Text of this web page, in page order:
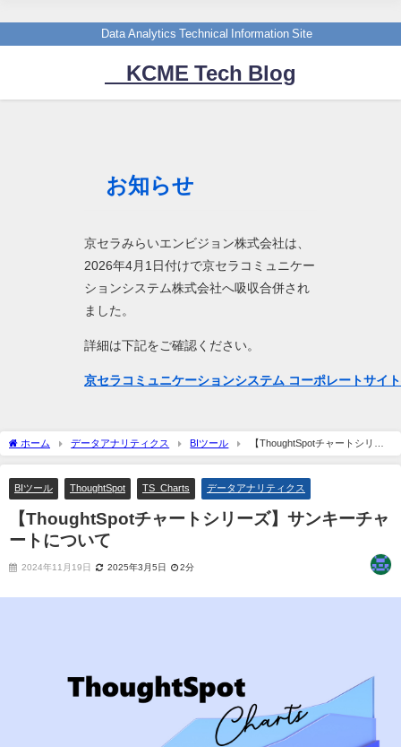
Data Analytics Technical Information Site
KCME Tech Blog
お知らせ
京セラみらいエンビジョン株式会社は、
2026年4月1日付けで京セラコミュニケー
ションシステム株式会社へ吸収合併され
ました。
詳細は下記をご確認ください。
京セラコミュニケーションシステム コーポレートサイ
ホーム データアナリティクス BIツール
【ThoughtSpotチャートシリー
ズ】サンキーチャートについて
BIツール ThoughtSpot TS_Charts データアナリティクス
【ThoughtSpotチャートシリーズ】サンキーチャ
ートについて
2024年11月19日 2025年3月5日 2分